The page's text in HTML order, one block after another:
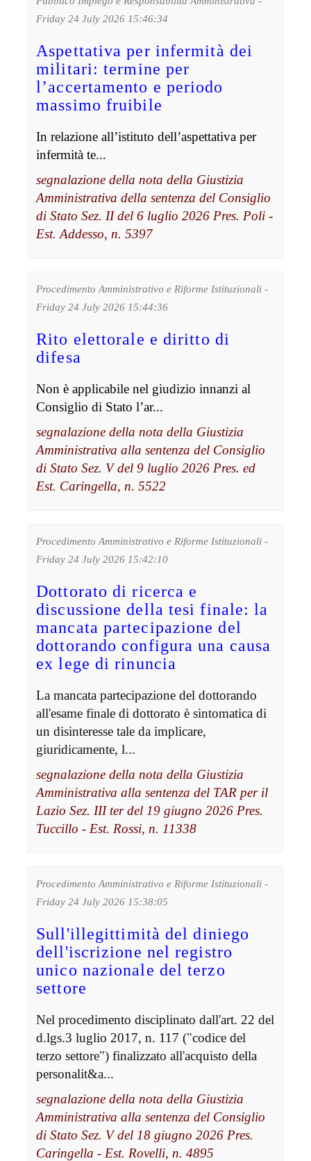
Friday 24 July 2026 15:46:34
Aspettativa per infermità dei
militari: termine per
l’accertamento e periodo
massimo fruibile
In relazione all’istituto dell’aspettativa per
infermità te...
segnalazione della nota della Giustizia
Amministrativa della sentenza del Consiglio
di Stato Sez. II del 6 luglio 2026 Pres. Poli -
Est. Addesso, n. 5397
Procedimento Amministrativo e Riforme Istituzionali -
Friday 24 July 2026 15:44:36
Rito elettorale e diritto di
difesa
Non è applicabile nel giudizio innanzi al
Consiglio di Stato l’ar...
segnalazione della nota della Giustizia
Amministrativa alla sentenza del Consiglio
di Stato Sez. V del 9 luglio 2026 Pres. ed
Est. Caringella, n. 5522
Procedimento Amministrativo e Riforme Istituzionali -
Friday 24 July 2026 15:42:10
Dottorato di ricerca e
discussione della tesi finale: la
mancata partecipazione del
dottorando configura una causa
ex lege di rinuncia
La mancata partecipazione del dottorando
all'esame finale di dottorato è sintomatica di
un disinteresse tale da implicare,
giuridicamente, l...
segnalazione della nota della Giustizia
Amministrativa alla sentenza del TAR per il
Lazio Sez. III ter del 19 giugno 2026 Pres.
Tuccillo - Est. Rossi, n. 11338
Procedimento Amministrativo e Riforme Istituzionali -
Friday 24 July 2026 15:38:05
Sull'illegittimità del diniego
dell'iscrizione nel registro
unico nazionale del terzo
settore
Nel procedimento disciplinato dall'art. 22 del
d.lgs.3 luglio 2017, n. 117 ("codice del
terzo settore") finalizzato all'acquisto della
personalit&a...
segnalazione della nota della Giustizia
Amministrativa alla sentenza del Consiglio
di Stato Sez. V del 18 giugno 2026 Pres.
Caringella - Est. Rovelli, n. 4895